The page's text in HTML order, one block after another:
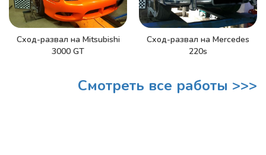
Сход-развал на Mitsubishi
3000 GT
Сход-развал на Mercedes
220s
Смотреть все работы >>>